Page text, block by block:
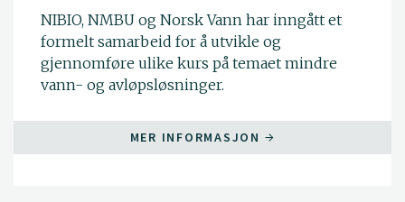
NIBIO, NMBU og Norsk Vann har inngått et
formelt samarbeid for å utvikle og
gjennomføre ulike kurs på temaet mindre
vann- og avløpsløsninger.
MER INFORMASJON